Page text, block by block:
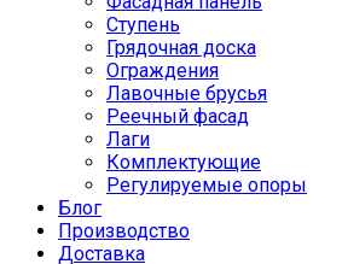
Ступень
Грядочная доска
Ограждения
Лавочные брусья
Реечный фасад
Лаги
Комплектующие
Регулируемые опоры
Блог
Производство
Доставка